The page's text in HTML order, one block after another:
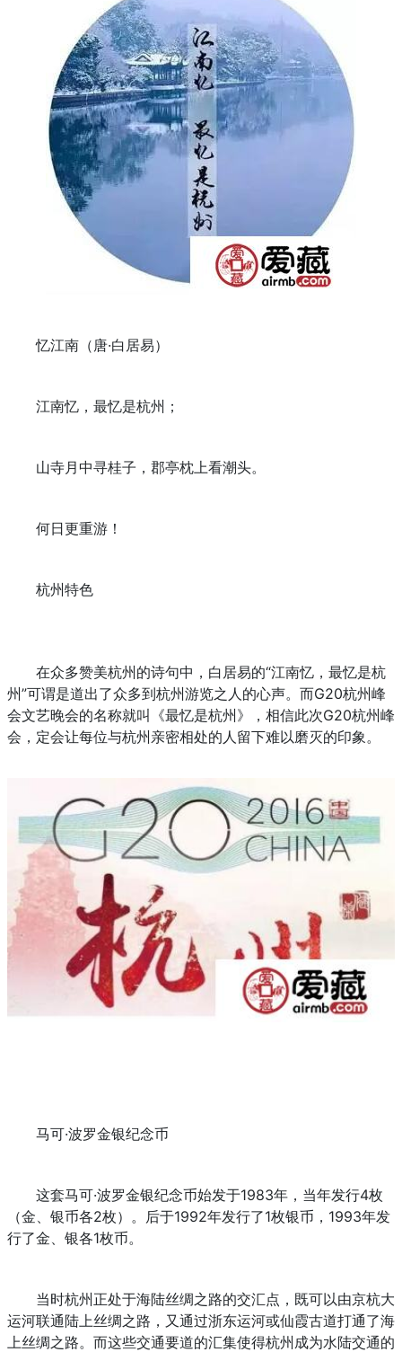
忆江南（唐·白居易）
江南忆，最忆是杭州；
山寺月中寻桂子，郡亭枕上看潮头。
何日更重游！
杭州特色
在众多赞美杭州的诗句中，白居易的“江南忆，最忆是杭
州”可谓是道出了众多到杭州游览之人的心声。而G20杭州峰
会文艺晚会的名称就叫《最忆是杭州》，相信此次G20杭州峰
会，定会让每位与杭州亲密相处的人留下难以磨灭的印象。
马可·波罗金银纪念币
这套马可·波罗金银纪念币始发于1983年，当年发行4枚
（金、银币各2枚）。后于1992年发行了1枚银币，1993年发
行了金、银各1枚币。
当时杭州正处于海陆丝绸之路的交汇点，既可以由京杭大
运河联通陆上丝绸之路，又通过浙东运河或仙霞古道打通了海
上丝绸之路。而这些交通要道的汇集使得杭州成为水陆交通的